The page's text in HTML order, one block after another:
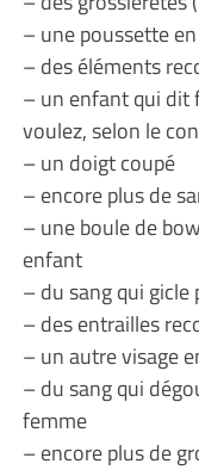
– une poussette
– des éléments
– un enfant qui dit
voulez, selon le
– un doigt coupé
– encore plus de
– une boule de
enfant
– du sang qui
– des entrailles
– un autre visage
– du sang qui
femme
– encore plus de